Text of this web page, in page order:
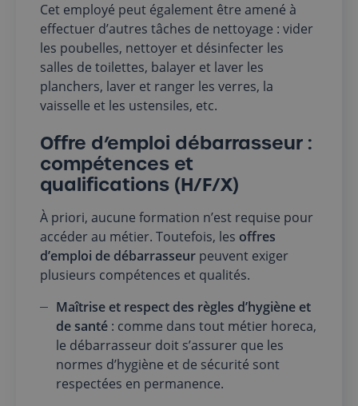
Cet employé peut également être amené à
effectuer d’autres tâches de nettoyage : vider
les poubelles, nettoyer et désinfecter les
salles de toilettes, balayer et laver les
planchers, laver et ranger les verres, la
vaisselle et les ustensiles, etc.
Offre d’emploi débarrasseur :
compétences et
qualifications (H/F/X)
À priori, aucune formation n’est requise pour
accéder au métier. Toutefois, les offres
d’emploi de débarrasseur peuvent exiger
plusieurs compétences et qualités.
Maîtrise et respect des règles d’hygiène et
de santé : comme dans tout métier horeca,
le débarrasseur doit s’assurer que les
normes d’hygiène et de sécurité sont
respectées en permanence.